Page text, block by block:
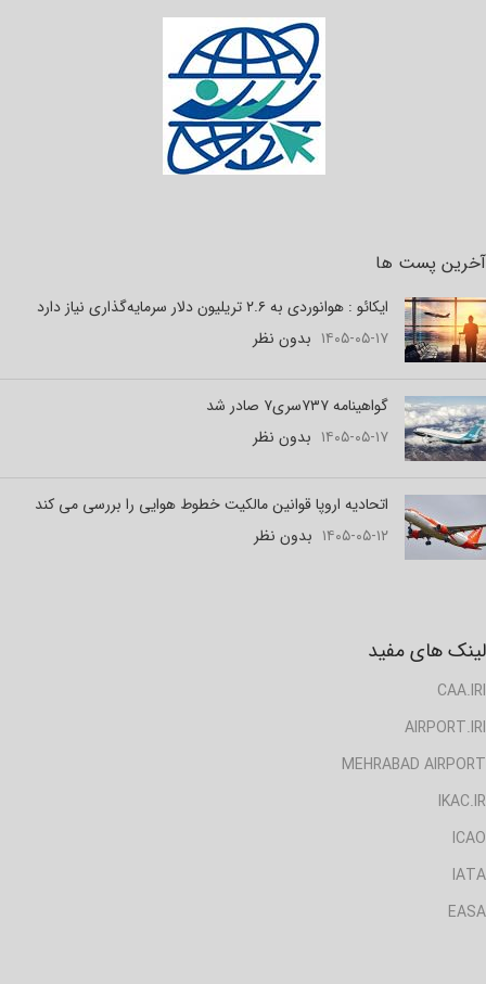
آخرین پست ها
ایکائو : هوانوردی به ۲.۶ تریلیون دلار سرمایه‌گذاری نیاز دارد
۱۴۰۵-۰۵-۱۷ بدون نظر
گواهینامه ۷۳۷سری۷ صادر شد
۱۴۰۵-۰۵-۱۷ بدون نظر
اتحادیه اروپا قوانین مالکیت خطوط هوایی را بررسی می کند
۱۴۰۵-۰۵-۱۲ بدون نظر
لینک های مفید
CAA.IRI
AIRPORT.IRI
MEHRABAD AIRPORT
IKAC.IR
ICAO
IATA
EASA